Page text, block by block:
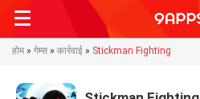
होम » गेम्स » कार्रवाई » Stickman Fighting